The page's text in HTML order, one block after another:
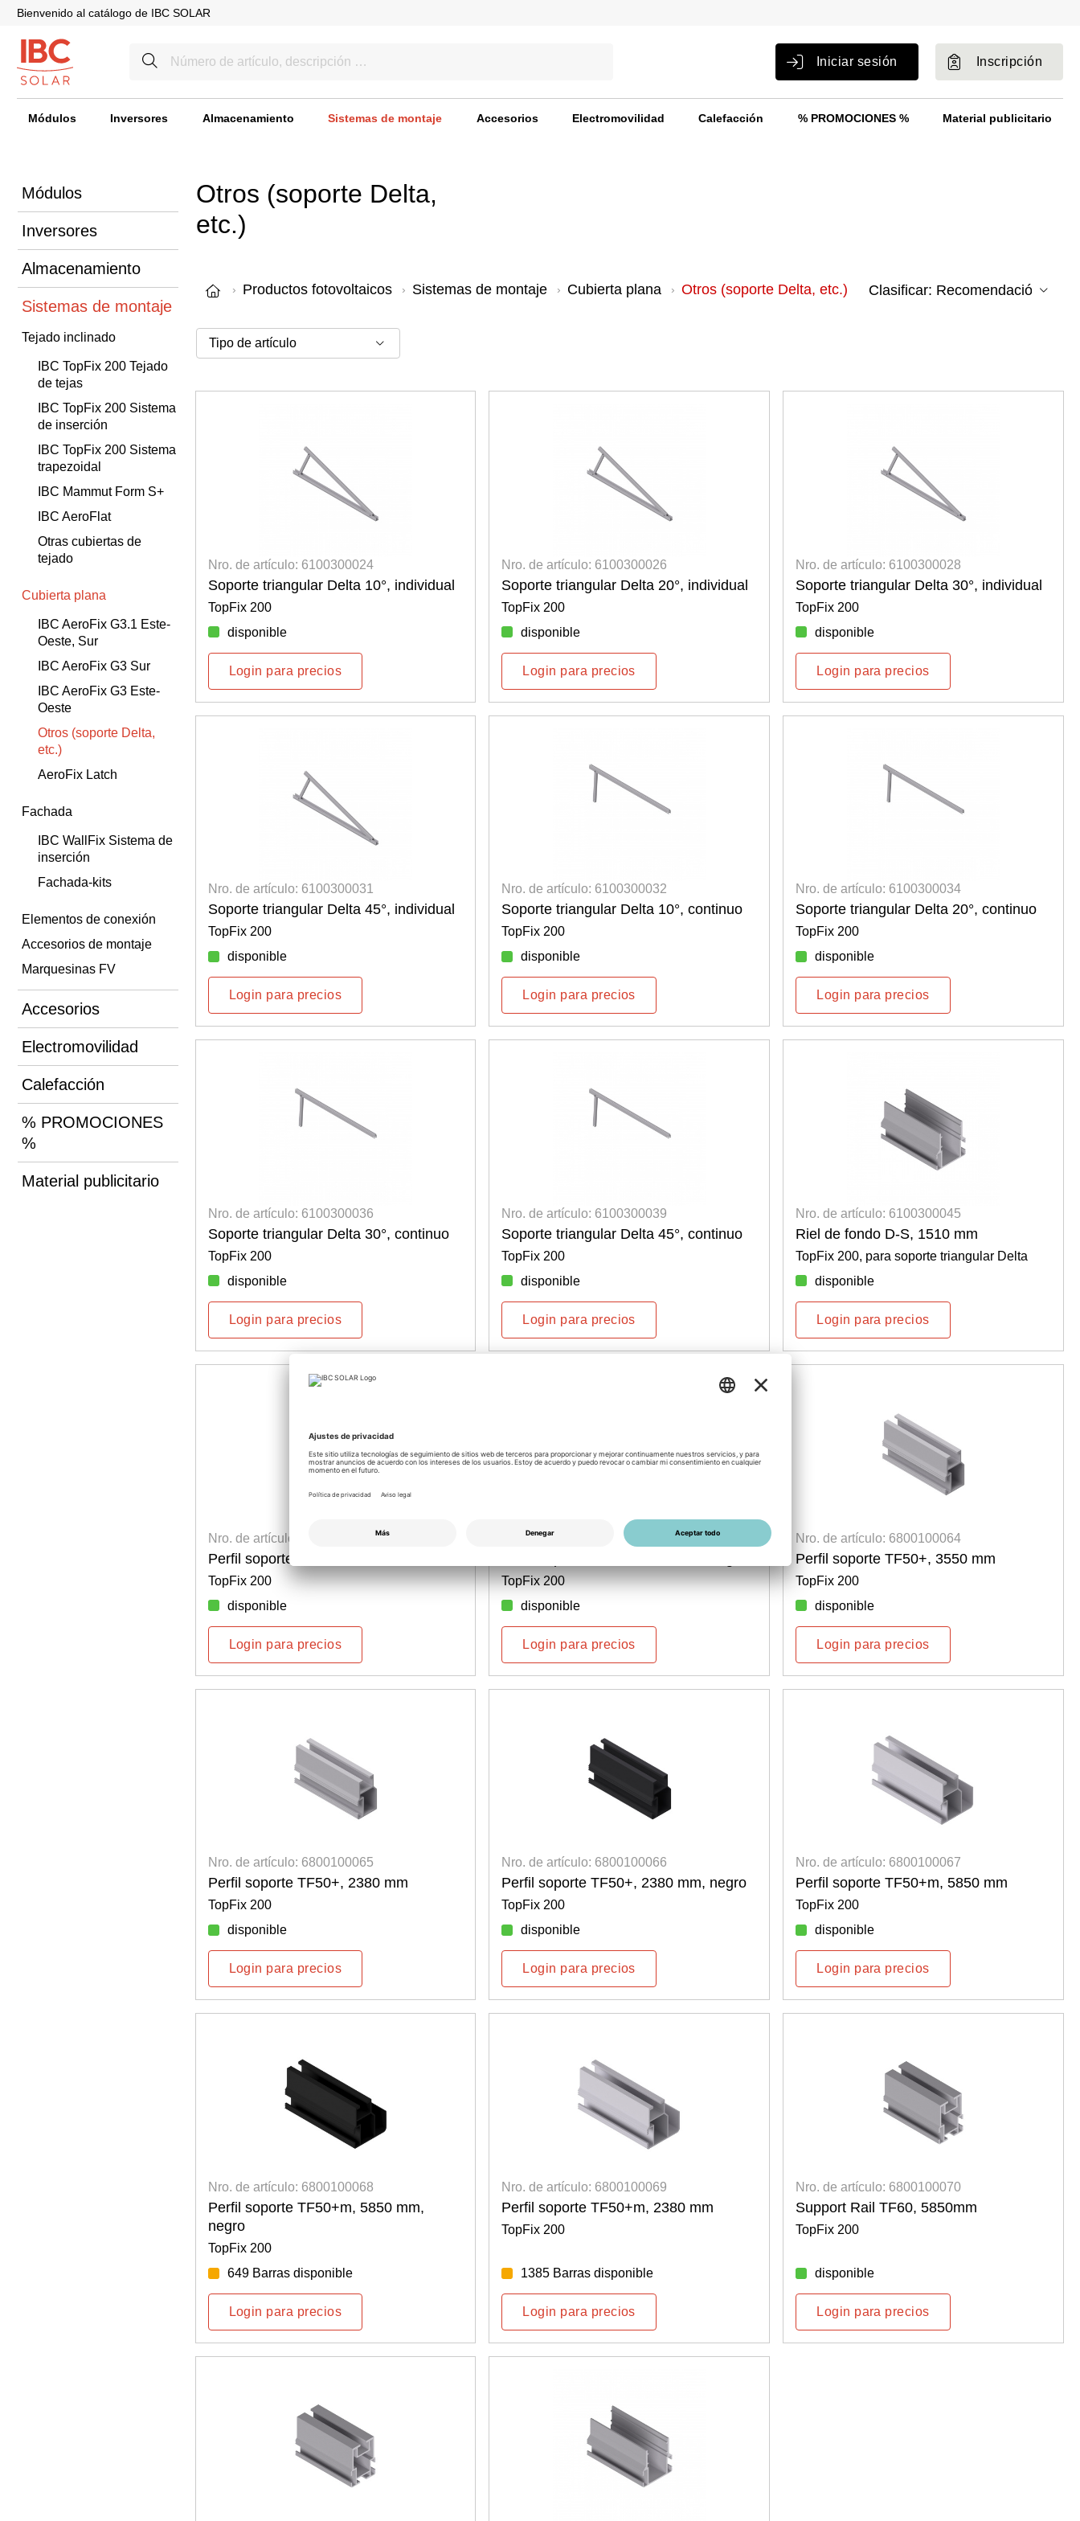
Bienvenido al catálogo de IBC SOLAR
Iniciar sesión Inscripción
Módulos Inversores Almacenamiento Sistemas de montaje Accesorios Electromovilidad Calefacción % PROMOCIONES % Material publicitario
Módulos
Inversores
Almacenamiento
Sistemas de montaje
Tejado inclinado
IBC TopFix 200 Tejado
de tejas
IBC TopFix 200 Sistema
de inserción
IBC TopFix 200 Sistema
trapezoidal
IBC Mammut Form S+
IBC AeroFlat
Otras cubiertas de
tejado
Cubierta plana
IBC AeroFix G3.1 Este-
Oeste, Sur
IBC AeroFix G3 Sur
IBC AeroFix G3 Este-
Oeste
Otros (soporte Delta,
etc.)
AeroFix Latch
Fachada
IBC WallFix Sistema de
inserción
Fachada-kits
Elementos de conexión
Accesorios de montaje
Marquesinas FV
Accesorios
Electromovilidad
Calefacción
% PROMOCIONES
%
Material publicitario
Otros (soporte Delta,
etc.)
Productos fotovoltaicos Sistemas de montaje Cubierta plana Otros (soporte Delta, etc.)
Nro. de artículo: 6100300024
Soporte triangular Delta 10°, individual
TopFix 200
disponible
Login para precios
Nro. de artículo: 6100300026
Soporte triangular Delta 20°, individual
TopFix 200
disponible
Login para precios
Nro. de artículo: 6100300028
Soporte triangular Delta 30°, individual
TopFix 200
disponible
Login para precios
Nro. de artículo: 6100300031
Soporte triangular Delta 45°, individual
TopFix 200
disponible
Login para precios
Nro. de artículo: 6100300032
Soporte triangular Delta 10°, continuo
TopFix 200
disponible
Login para precios
Nro. de artículo: 6100300034
Soporte triangular Delta 20°, continuo
TopFix 200
disponible
Login para precios
Nro. de artículo: 6100300036
Soporte triangular Delta 30°, continuo
TopFix 200
disponible
Login para precios
Nro. de artículo: 6100300039
Soporte triangular Delta 45°, continuo
TopFix 200
disponible
Login para precios
Nro. de artículo: 6100300045
Riel de fondo D-S, 1510 mm
TopFix 200, para soporte triangular Delta
disponible
Login para precios
Nro. de artículo: 6800100062
Perfil soporte TF50+, 5850 mm
TopFix 200
disponible
Login para precios
Nro. de artículo: 6800100063
TopFix 200
disponible
Login para precios
Nro. de artículo: 6800100064
Perfil soporte TF50+, 3550 mm
TopFix 200
disponible
Login para precios
Nro. de artículo: 6800100065
Perfil soporte TF50+, 2380 mm
TopFix 200
disponible
Login para precios
Nro. de artículo: 6800100066
Perfil soporte TF50+, 2380 mm, negro
TopFix 200
disponible
Login para precios
Nro. de artículo: 6800100067
Perfil soporte TF50+m, 5850 mm
TopFix 200
disponible
Login para precios
Nro. de artículo: 6800100068
Perfil soporte TF50+m, 5850 mm,
negro
TopFix 200
649 Barras disponible
Login para precios
Nro. de artículo: 6800100069
Perfil soporte TF50+m, 2380 mm
TopFix 200
1385 Barras disponible
Login para precios
Nro. de artículo: 6800100070
Support Rail TF60, 5850mm
TopFix 200
disponible
Login para precios